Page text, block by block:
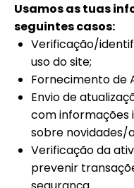
Usamos as tuas
seguintes casos:
Verificação/
uso do site;
Fornecimento de
Envio de
com
sobre novidades/
Verificação da
prevenir